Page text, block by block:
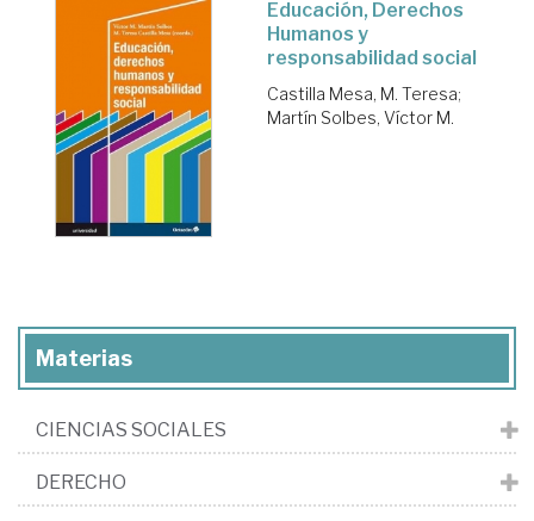
Educación, Derechos
Humanos y
responsabilidad social
Castilla Mesa, M. Teresa;
Martín Solbes, Víctor M.
Materias
CIENCIAS SOCIALES
DERECHO